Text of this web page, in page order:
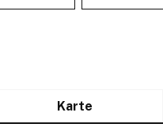
Karte